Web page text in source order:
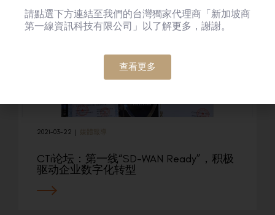
2021-03-22 | 媒體報導
CTi论坛：第一线“SD-WAN Ready”，积极
驱动企业数字化转型
請點選下方連結至我們的台灣獨家代理商「新加坡商
第一線資訊科技有限公司」以了解更多，謝謝。
查看更多